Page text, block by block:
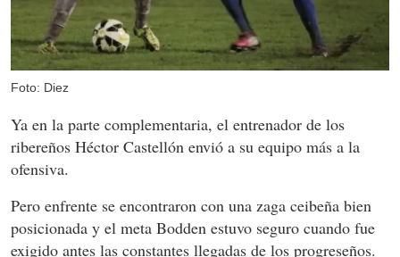
Foto: Diez
Ya en la parte complementaria, el entrenador de los
ribereños Héctor Castellón envió a su equipo más a la
ofensiva.
Pero enfrente se encontraron con una zaga ceibeña bien
posicionada y el meta Bodden estuvo seguro cuando fue
exigido antes las constantes llegadas de los progreseños.